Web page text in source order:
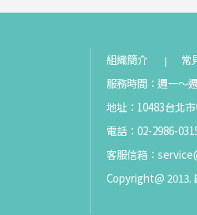
組織簡介 常
服務時間：週一～
地址：10483台北
電話：02-2986-
客服信箱：
Copyright@ 2013.